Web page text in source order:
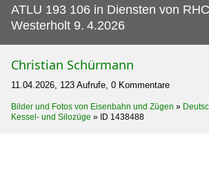
ATLU 193 106 in Diensten von
Westerholt 9. 4.2026
Christian Schürmann
11.04.2026, 123 Aufrufe, 0 Kommentare
Bilder und Fotos von Eisenbahn und Zügen »
Kessel- und Silozüge » ID 1438488